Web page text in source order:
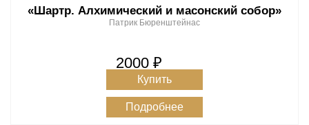
«Шартр. Алхимический и масонский собор»
Патрик Бюренштейнас
2000 ₽
Купить
Подробнее